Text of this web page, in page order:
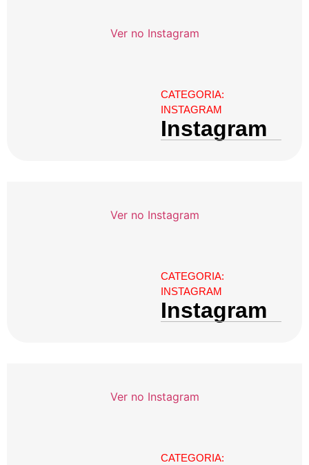
Ver no Instagram
CATEGORIA:
INSTAGRAM
Instagram
Ver no Instagram
CATEGORIA:
INSTAGRAM
Instagram
Ver no Instagram
CATEGORIA: